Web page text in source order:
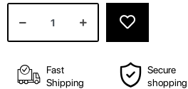
Fast
Shipping
Secure
shopping